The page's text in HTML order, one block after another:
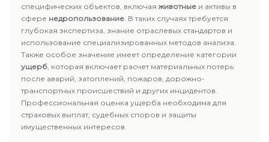
специфических объектов, включаяживотные и активы в
сфере недропользование. В таких случаях требуется
глубокая экспертиза, знание отраслевых стандартов и
использование специализированных методов анализа.
Также особое значение имеет определение категории
ущерб, которая включает расчет материальных потерь
после аварий, затоплений, пожаров, дорожно-
транспортных происшествий и других инцидентов.
Профессиональная оценка ущерба необходима для
страховых выплат, судебных споров и защиты
имущественных интересов.